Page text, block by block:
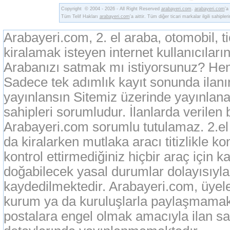
Copyright © 2004 - 2026 - All Right Reserved arabayeri.com . arabayeri.com'a
Tüm Telif Hakları arabayeri.com'a aittir. Tüm diğer ticari markalar ilgili
Arabayeri.com, 2. el araba, otomobil,
kiralamak isteyen internet
Arabanızı satmak mı istiyorsunuz?
Sadece tek adımlık kayıt sonunda
yayınlansın Sitemiz üzerinde
sahipleri sorumludur. İlanlarda verilen
Arabayeri.com sorumlu tutulamaz.
da kiralarken mutlaka aracı titizlikle
kontrol ettirmediğiniz hiçbir araç için
doğabilecek yasal durumlar
kaydedilmektedir. Arabayeri.com,
kurum ya da kuruluşlarla
postalara engel olmak amacıyla ilan